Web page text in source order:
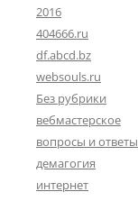
2016
404666.ru
df.abcd.bz
websouls.ru
Без рубрики
вебмастерское
вопросы и ответы
демагогия
интернет